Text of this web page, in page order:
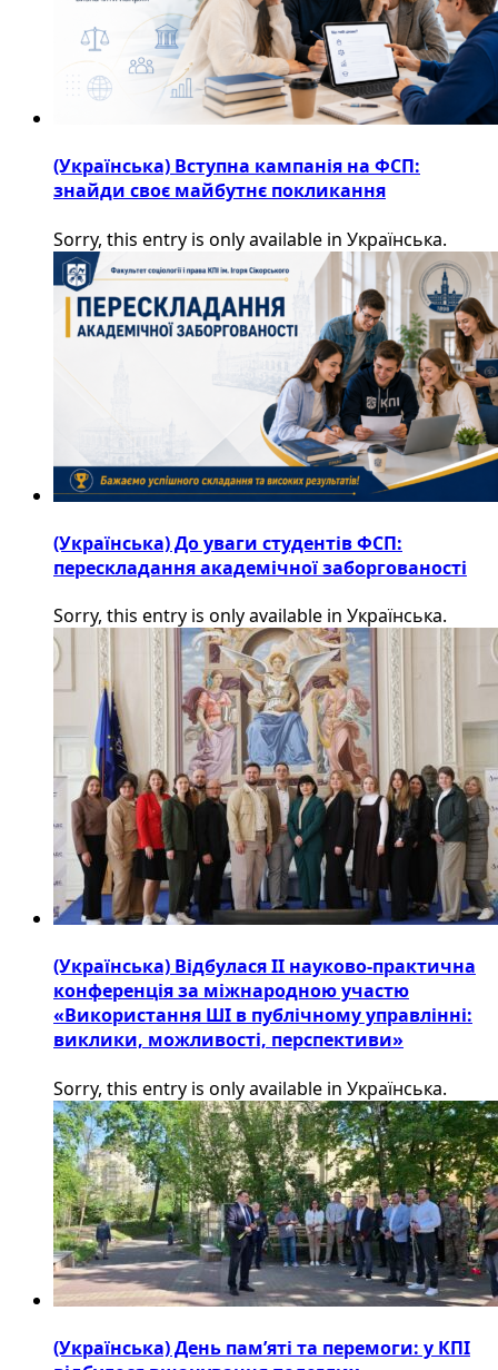
(Українська) Вступна кампанія на ФСП:
знайди своє майбутнє покликання
Sorry, this entry is only available in Українська.
(Українська) До уваги студентів ФСП:
перескладання академічної заборгованості
Sorry, this entry is only available in Українська.
(Українська) Відбулася ІІ науково-практична
конференція за міжнародною участю
«Використання ШІ в публічному управлінні:
виклики, можливості, перспективи»
Sorry, this entry is only available in Українська.
(Українська) День пам’яті та перемоги: у КПІ